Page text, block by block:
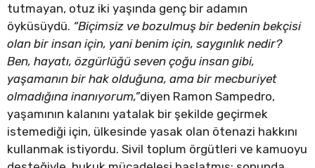
tutmayan, otuz iki yaşında genç bir adamın
öyküsüydü. “Biçimsiz ve bozulmuş bir bedenin bekçisi
olan bir insan için, yani benim için, saygınlık nedir?
Ben, hayatı, özgürlüğü seven çoğu insan gibi,
yaşamanın bir hak olduğuna, ama bir mecburiyet
olmadığına inanıyorum,”diyen Ramon Sampedro,
yaşamının kalanını yatalak bir şekilde geçirmek
istemediği için, ülkesinde yasak olan ötenazi hakkını
kullanmak istiyordu. Sivil toplum örgütleri ve kamuoyu